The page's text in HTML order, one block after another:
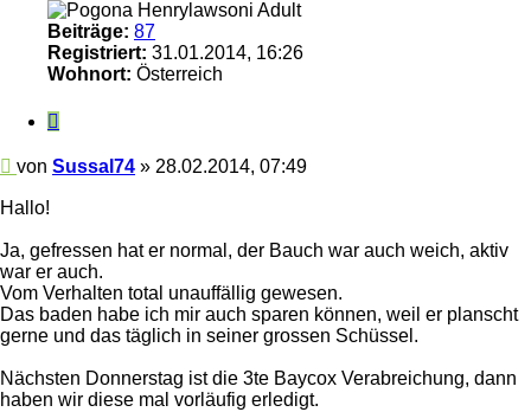
Beiträge: 87
Registriert: 31.01.2014, 16:26
Wohnort: Österreich
Zitieren
Beitrag
von Sussal74 » 28.02.2014, 07:49
Hallo!
Ja, gefressen hat er normal, der Bauch war auch weich, aktiv
war er auch.
Vom Verhalten total unauffällig gewesen.
Das baden habe ich mir auch sparen können, weil er planscht
gerne und das täglich in seiner grossen Schüssel.
Nächsten Donnerstag ist die 3te Baycox Verabreichung, dann
haben wir diese mal vorläufig erledigt.